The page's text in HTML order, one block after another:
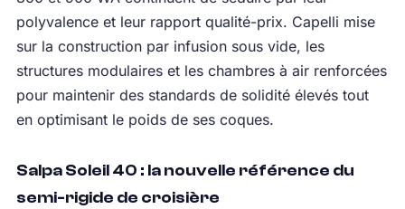
polyvalence et leur rapport qualité-prix. Capelli mise
sur la construction par infusion sous vide, les
structures modulaires et les chambres à air renforcées
pour maintenir des standards de solidité élevés tout
en optimisant le poids de ses coques.
Salpa Soleil 40 : la nouvelle référence du
semi-rigide de croisière